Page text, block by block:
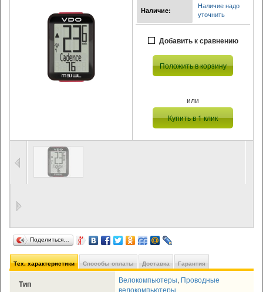
Наличие:
Наличие надо
уточнить
Добавить к сравнению
Положить в корзину
или
Купить в 1 клик
Поделиться…
Тех. характеристики Способы оплаты Доставка Гарантия
Тип Велокомпьютеры, Проводные
велокомпьютеры